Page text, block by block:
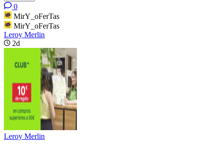
0
MirY_oFerTas
MirY_oFerTas
Leroy Merlin
2d
Leroy Merlin